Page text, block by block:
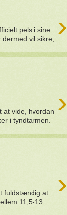
›
pels i sine
dermed vil sikre,
›
at vide, hvordan
i tyndtarmen.
›
fuldstændig at
11,5-13